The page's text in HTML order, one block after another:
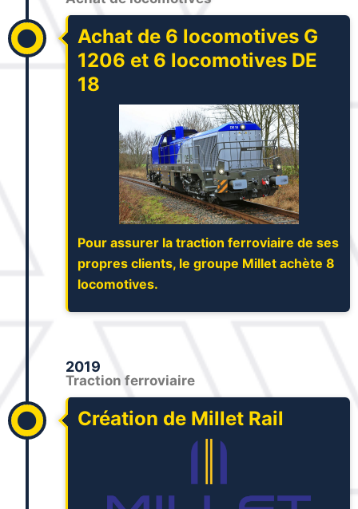
Achat de 6 locomotives G
1206 et 6 locomotives DE
18
Pour assurer la traction ferroviaire de ses
propres clients, le groupe Millet achète 8
locomotives.
2019
Traction ferroviaire
Création de Millet Rail